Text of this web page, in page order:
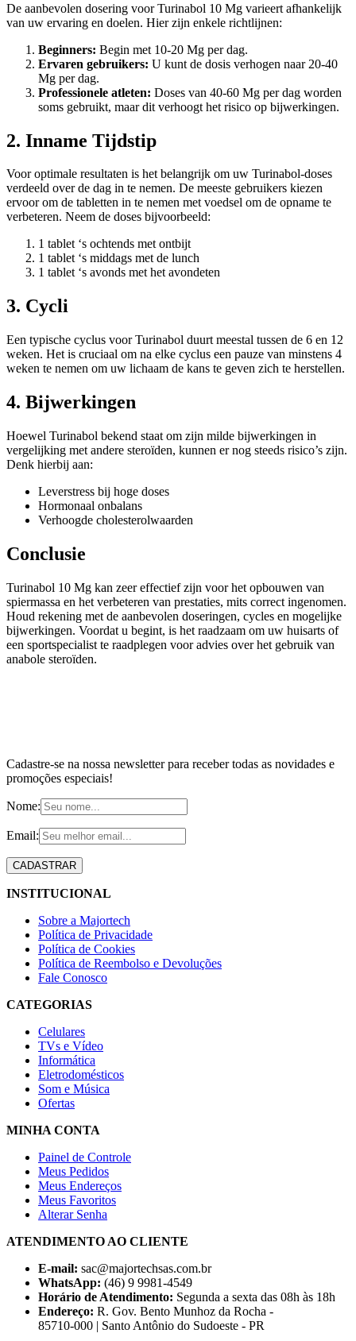
De aanbevolen dosering voor Turinabol 10 Mg varieert afhankelijk
van uw ervaring en doelen. Hier zijn enkele richtlijnen:
Beginners: Begin met 10-20 Mg per dag.
Ervaren gebruikers: U kunt de dosis verhogen naar 20-40
Mg per dag.
Professionele atleten: Doses van 40-60 Mg per dag worden
soms gebruikt, maar dit verhoogt het risico op bijwerkingen.
2. Inname Tijdstip
Voor optimale resultaten is het belangrijk om uw Turinabol-doses
verdeeld over de dag in te nemen. De meeste gebruikers kiezen
ervoor om de tabletten in te nemen met voedsel om de opname te
verbeteren. Neem de doses bijvoorbeeld:
1 tablet ‘s ochtends met ontbijt
1 tablet ‘s middags met de lunch
1 tablet ‘s avonds met het avondeten
3. Cycli
Een typische cyclus voor Turinabol duurt meestal tussen de 6 en 12
weken. Het is cruciaal om na elke cyclus een pauze van minstens 4
weken te nemen om uw lichaam de kans te geven zich te herstellen.
4. Bijwerkingen
Hoewel Turinabol bekend staat om zijn milde bijwerkingen in
vergelijking met andere steroïden, kunnen er nog steeds risico’s zijn.
Denk hierbij aan:
Leverstress bij hoge doses
Hormonaal onbalans
Verhoogde cholesterolwaarden
Conclusie
Turinabol 10 Mg kan zeer effectief zijn voor het opbouwen van
spiermassa en het verbeteren van prestaties, mits correct ingenomen.
Houd rekening met de aanbevolen doseringen, cycles en mogelijke
bijwerkingen. Voordat u begint, is het raadzaam om uw huisarts of
een sportspecialist te raadplegen voor advies over het gebruik van
anabole steroïden.
Cadastre-se na nossa newsletter para receber todas as novidades e
promoções especiais!
Nome:
Email:
INSTITUCIONAL
Sobre a Majortech
Política de Privacidade
Política de Cookies
Política de Reembolso e Devoluções
Fale Conosco
CATEGORIAS
Celulares
TVs e Vídeo
Informática
Eletrodomésticos
Som e Música
Ofertas
MINHA CONTA
Painel de Controle
Meus Pedidos
Meus Endereços
Meus Favoritos
Alterar Senha
ATENDIMENTO AO CLIENTE
E-mail: sac@majortechsas.com.br
WhatsApp: (46) 9 9981-4549
Horário de Atendimento: Segunda a sexta das 08h às 18h
Endereço: R. Gov. Bento Munhoz da Rocha -
85710-000 | Santo Antônio do Sudoeste - PR